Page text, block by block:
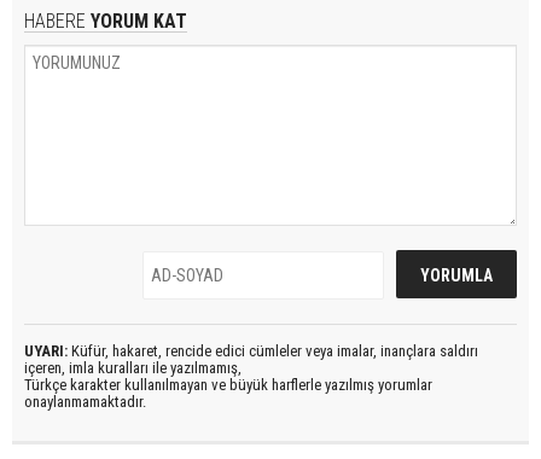
HABERE YORUM KAT
UYARI: Küfür, hakaret, rencide edici cümleler veya imalar, inançlara saldırı
içeren, imla kuralları ile yazılmamış,
Türkçe karakter kullanılmayan ve büyük harflerle yazılmış yorumlar
onaylanmamaktadır.